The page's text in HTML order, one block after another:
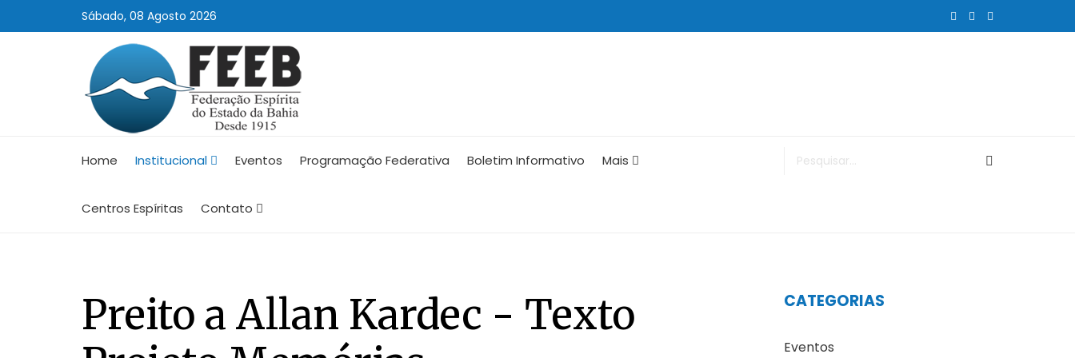
Sábado, 08 Agosto 2026
Home Institucional Eventos Programação Federativa Boletim Informativo Mais
Centros Espíritas Contato
Preito a Allan Kardec - Texto
CATEGORIAS
Eventos